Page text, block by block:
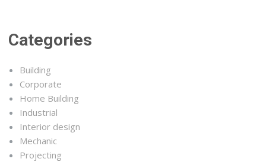
Categories
Building
Corporate
Home Building
Industrial
Interior design
Mechanic
Projecting